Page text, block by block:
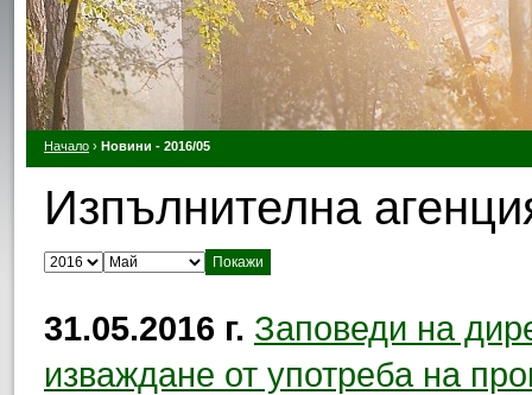
Начало › Новини - 2016/05
Изпълнителна
Изберете година:Изберете месец:
31.05.2016 г. Заповеди на
изваждане от употреба на